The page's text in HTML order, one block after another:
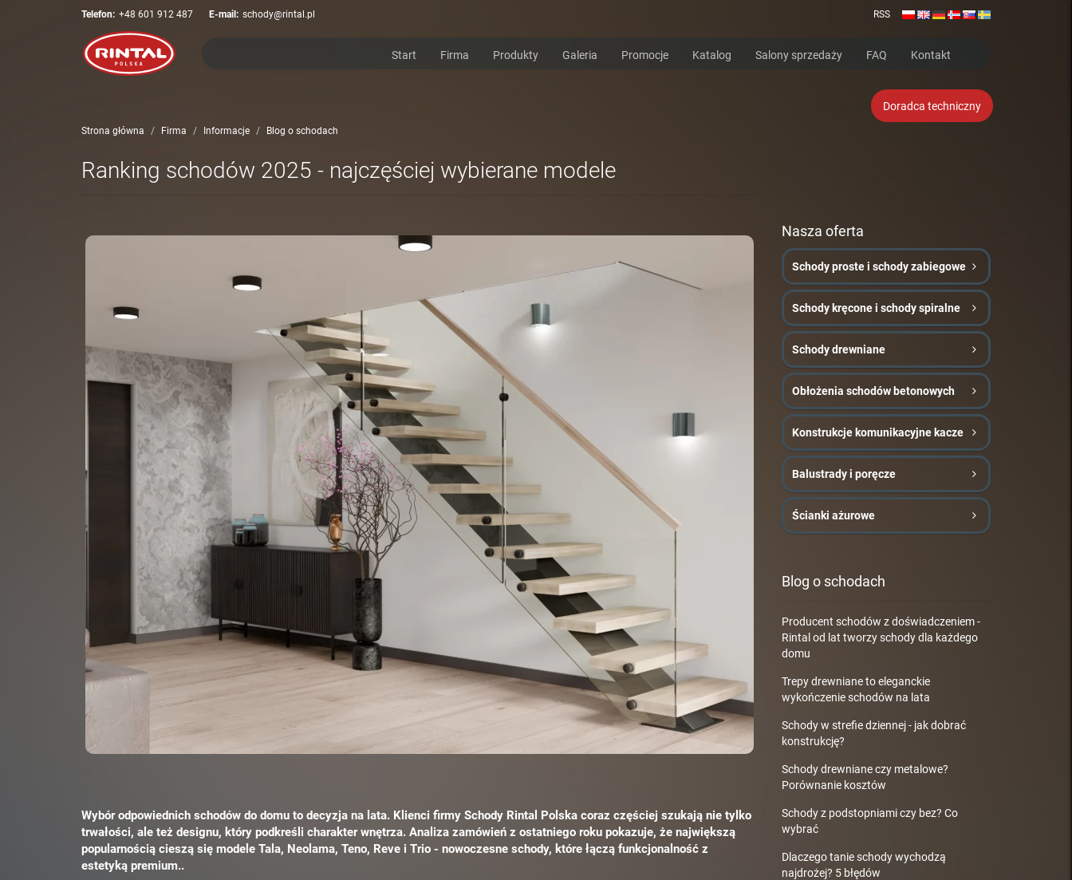
Telefon: +48 601 912 487 E-mail: schody@rintal.pl RSS
Start Firma Produkty Galeria Promocje Katalog Salony sprzedaży FAQ Kontakt
Doradca techniczny
Strona główna Firma Informacje Blog o schodach
Ranking schodów 2025 - najczęściej wybierane modele
Wybór odpowiednich schodów do domu to decyzja na lata. Klienci firmy Schody Rintal Polska coraz częściej szukają nie tylko
trwałości, ale też designu, który podkreśli charakter wnętrza. Analiza zamówień z ostatniego roku pokazuje, że największą
popularnością cieszą się modele Tala, Neolama, Teno, Reve i Trio - nowoczesne schody, które łączą funkcjonalność z
estetyką premium..
Nasza oferta
Schody proste i schody zabiegowe
Schody kręcone i schody spiralne
Schody drewniane
Obłożenia schodów betonowych
Konstrukcje komunikacyjne kacze
Balustrady i poręcze
Ścianki ażurowe
Blog o schodach
Producent schodów z doświadczeniem -
Rintal od lat tworzy schody dla każdego
domu
Trepy drewniane to eleganckie
wykończenie schodów na lata
Schody w strefie dziennej - jak dobrać
konstrukcję?
Schody drewniane czy metalowe?
Porównanie kosztów
Schody z podstopniami czy bez? Co
wybrać
Dlaczego tanie schody wychodzą
najdrożej? 5 błędów